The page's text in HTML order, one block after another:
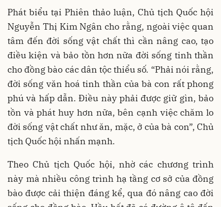
Phát biểu tại Phiên thảo luận, Chủ tịch Quốc hội
Nguyễn Thị Kim Ngân cho rằng, ngoài việc quan
tâm đến đời sống vật chất thì cần nâng cao, tạo
điều kiện và bảo tồn hơn nữa đời sống tinh thần
cho đồng bào các dân tộc thiểu số. “Phải nói rằng,
đời sống văn hoá tinh thần của bà con rất phong
phú và hấp dẫn. Điều này phải được giữ gìn, bảo
tồn và phát huy hơn nữa, bên cạnh việc chăm lo
đời sống vật chất như ăn, mặc, ở của bà con”, Chủ
tịch Quốc hội nhấn mạnh.
Theo Chủ tịch Quốc hội, nhờ các chương trình
này mà nhiều công trình hạ tầng cơ sở của đồng
bào được cải thiện đáng kể, qua đó nâng cao đời